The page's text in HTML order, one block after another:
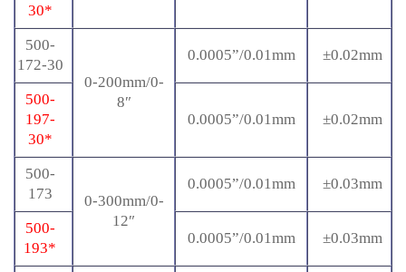
30*
500-
172-30
0-200mm/0-
8″
0.0005”/0.01mm ±0.02mm
500-
197-
30*
0.0005”/0.01mm ±0.02mm
500-
173
0-300mm/0-
12″
0.0005”/0.01mm ±0.03mm
500-
193*
0.0005”/0.01mm ±0.03mm